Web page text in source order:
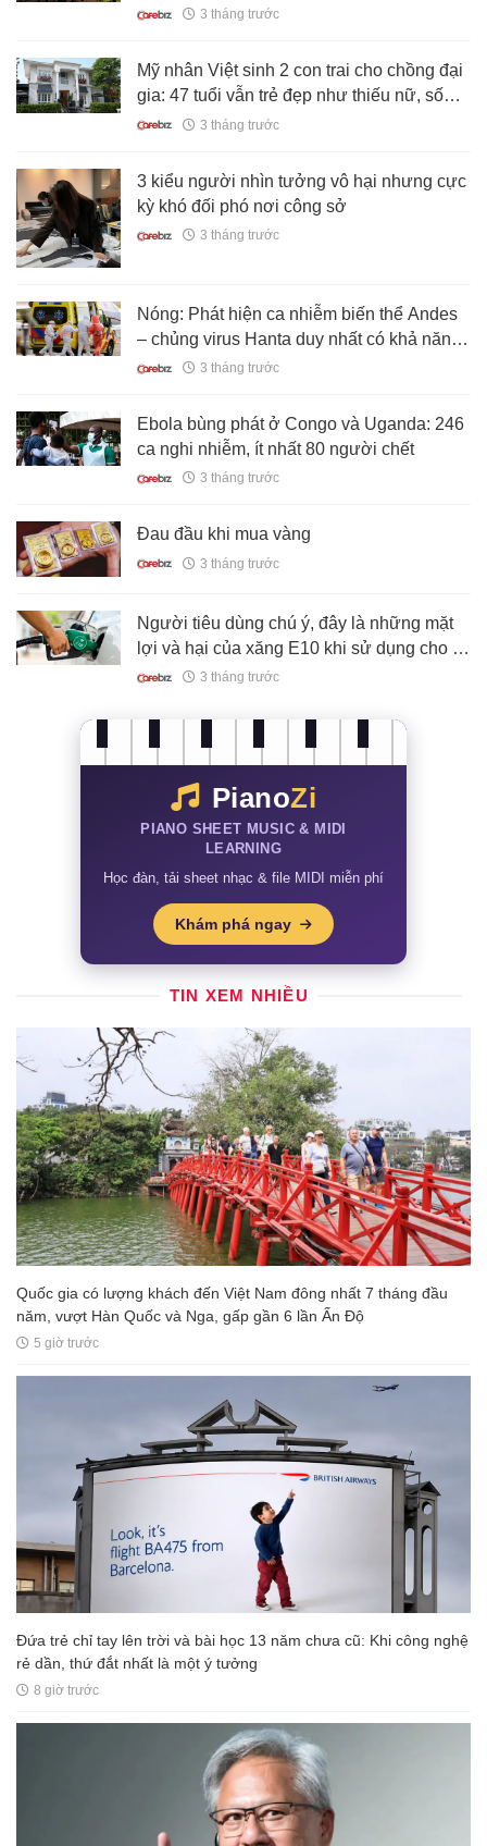
"luật sư ma"3 tháng trước
Mỹ nhân Việt sinh 2 con trai cho chồng đại
gia: 47 tuổi vẫn trẻ đẹp như thiếu nữ, sống
đời "nữ hoàng" trong biệt thự 200 tỷ
3 tháng trước
3 kiểu người nhìn tưởng vô hại nhưng cực
kỳ khó đối phó nơi công sở
3 tháng trước
Nóng: Phát hiện ca nhiễm biến thể Andes
– chủng virus Hanta duy nhất có khả năng
lây từ người sang người
3 tháng trước
Ebola bùng phát ở Congo và Uganda: 246
ca nghi nhiễm, ít nhất 80 người chết
3 tháng trước
Đau đầu khi mua vàng
3 tháng trước
Người tiêu dùng chú ý, đây là những mặt
lợi và hại của xăng E10 khi sử dụng cho ô
tô
3 tháng trước
PianoZi
PIANO SHEET MUSIC & MIDI
LEARNING
Học đàn, tải sheet nhạc & file MIDI miễn phí
Khám phá ngay
TIN XEM NHIỀU
Quốc gia có lượng khách đến Việt Nam đông nhất 7 tháng đầu
năm, vượt Hàn Quốc và Nga, gấp gần 6 lần Ấn Độ
5 giờ trước
Đứa trẻ chỉ tay lên trời và bài học 13 năm chưa cũ: Khi công nghệ
rẻ dần, thứ đắt nhất là một ý tưởng
8 giờ trước